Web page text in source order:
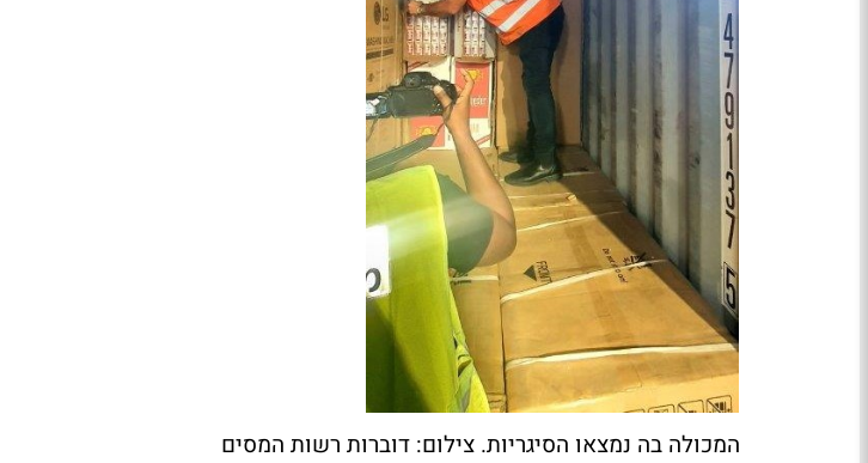
המכולה בה נמצאו הסיגריות. צילום: דוברות רשות המסים